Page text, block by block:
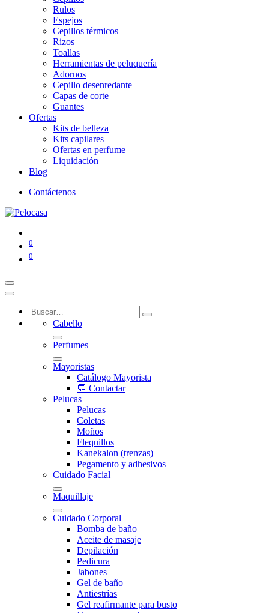
Rulos
Espejos
Cepillos térmicos
Rizos
Toallas
Herramientas de peluquería
Adornos
Cepillo desenredante
Capas de corte
Guantes
Ofertas
Kits de belleza
Kits capilares
Ofertas en perfume
Liquidación
Blog
Contáctenos
0
0
Cabello
Perfumes
Mayoristas
Catálogo Mayorista
💬 Contactar
Pelucas
Pelucas
Coletas
Moños
Flequillos
Kanekalon (trenzas)
Pegamento y adhesivos
Cuidado Facial
Maquillaje
Cuidado Corporal
Bomba de baño
Aceite de masaje
Depilación
Pedicura
Jabones
Gel de baño
Antiestrías
Gel reafirmante para busto